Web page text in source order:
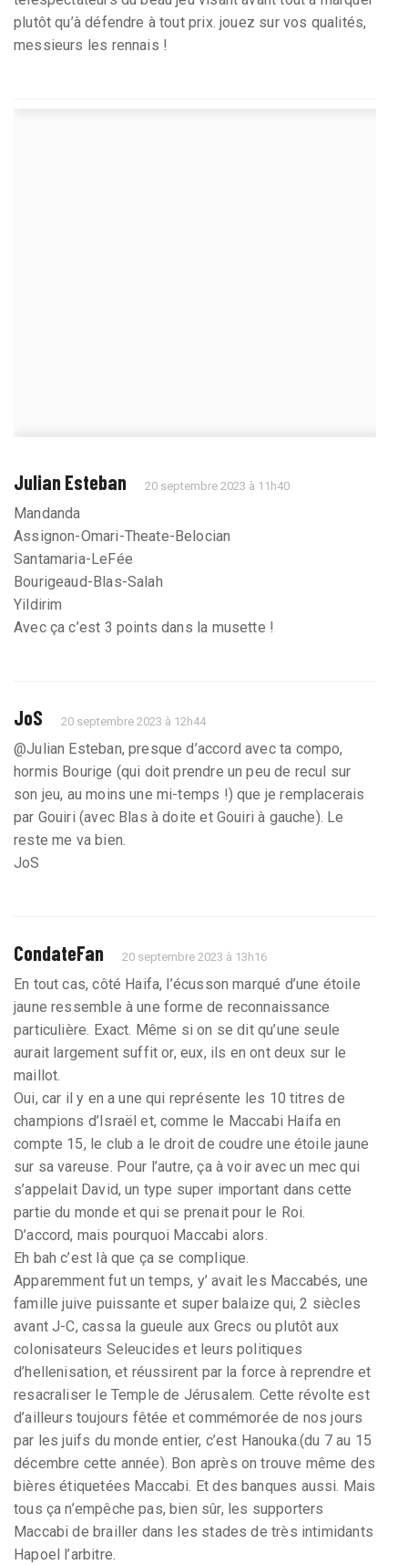
plutôt qu’à défendre à tout prix. jouez sur vos qualités,
messieurs les rennais !
Julian Esteban 20 septembre 2023 à 11h40
Mandanda
Assignon-Omari-Theate-Belocian
Santamaria-LeFée
Bourigeaud-Blas-Salah
Yildirim
Avec ça c’est 3 points dans la musette !
JoS 20 septembre 2023 à 12h44
@Julian Esteban, presque d’accord avec ta compo,
hormis Bourige (qui doit prendre un peu de recul sur
son jeu, au moins une mi-temps !) que je remplacerais
par Gouiri (avec Blas à doite et Gouiri à gauche). Le
reste me va bien.
JoS
CondateFan 20 septembre 2023 à 13h16
En tout cas, côté Haifa, l’écusson marqué d’une étoile
jaune ressemble à une forme de reconnaissance
particulière. Exact. Même si on se dit qu’une seule
aurait largement suffit or, eux, ils en ont deux sur le
maillot.
Oui, car il y en a une qui représente les 10 titres de
champions d’Israël et, comme le Maccabi Haifa en
compte 15, le club a le droit de coudre une étoile jaune
sur sa vareuse. Pour l’autre, ça à voir avec un mec qui
s’appelait David, un type super important dans cette
partie du monde et qui se prenait pour le Roi.
D’accord, mais pourquoi Maccabi alors.
Eh bah c’est là que ça se complique.
Apparemment fut un temps, y’ avait les Maccabés, une
famille juive puissante et super balaize qui, 2 siècles
avant J-C, cassa la gueule aux Grecs ou plutôt aux
colonisateurs Seleucides et leurs politiques
d’hellenisation, et réussirent par la force à reprendre et
resacraliser le Temple de Jérusalem. Cette révolte est
d’ailleurs toujours fêtée et commémorée de nos jours
par les juifs du monde entier, c’est Hanouka.(du 7 au 15
décembre cette année). Bon après on trouve même des
bières étiquetées Maccabi. Et des banques aussi. Mais
tous ça n’empêche pas, bien sûr, les supporters
Maccabi de brailler dans les stades de très intimidants
Hapoel l’arbitre.